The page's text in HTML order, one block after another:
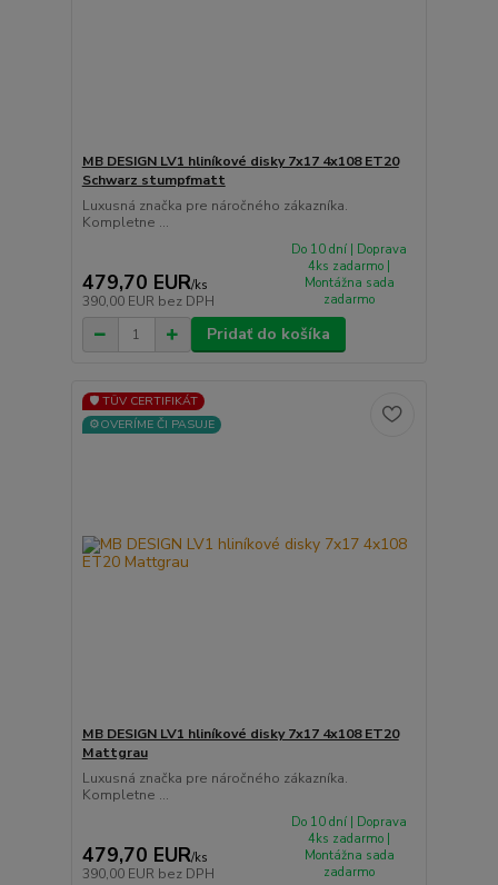
MB DESIGN LV1 hliníkové disky 7x17 4x108 ET20
Schwarz stumpfmatt
Luxusná značka pre náročného zákazníka.
Kompletne ...
479,70 EUR/ks
390,00 EUR bez DPH
Do 10 dní | Doprava
4ks zadarmo |
Montážna sada
zadarmo
Pridať do košíka
🛡️ TÜV CERTIFIKÁT
⚙️OVERÍME ČI PASUJE
MB DESIGN LV1 hliníkové disky 7x17 4x108 ET20
Mattgrau
Luxusná značka pre náročného zákazníka.
Kompletne ...
479,70 EUR/ks
390,00 EUR bez DPH
Do 10 dní | Doprava
4ks zadarmo |
Montážna sada
zadarmo